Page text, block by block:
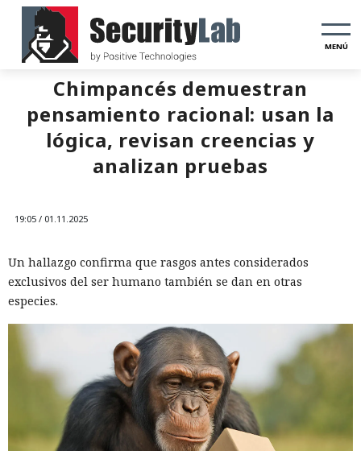
MENÚ
Chimpancés demuestran
pensamiento racional: usan la
lógica, revisan creencias y
analizan pruebas
19:05 / 01.11.2025
Un hallazgo confirma que rasgos antes considerados
exclusivos del ser humano también se dan en otras
especies.